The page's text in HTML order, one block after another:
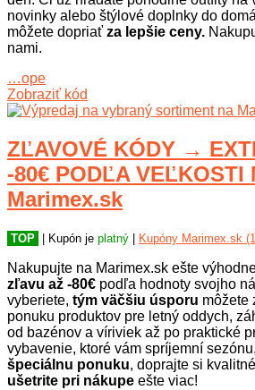
novinky alebo štýlové doplnky do
môžete dopriať za lepšie ceny.
nami.
…ope
Zobraziť kód
ZĽAVOVÉ KÓDY →
-80€ PODĽA VEĽKOSTI
Marimex.sk
TOP | Kupón je platný Kupóny Marimex.sk
Nakupujte na Marimex.sk ešte
zľavu až -80€ podľa hodnoty svojho
vyberiete, tým väčšiu úsporu môžete
ponuku produktov pre letný oddych,
od bazénov a víriviek až po praktické
vybavenie, ktoré vám spríjemní
špeciálnu ponuku, doprajte si
ušetrite pri nákupe ešte viac!